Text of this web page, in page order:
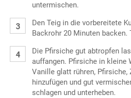
untermischen.
Den Teig in die vorbereitete
Backrohr 20 Minuten backen.
Die Pfirsiche gut abtropfen
auffangen. Pfirsiche in kleine
Vanille glatt rühren,
hinzufügen und gut
schlagen und unterheben.